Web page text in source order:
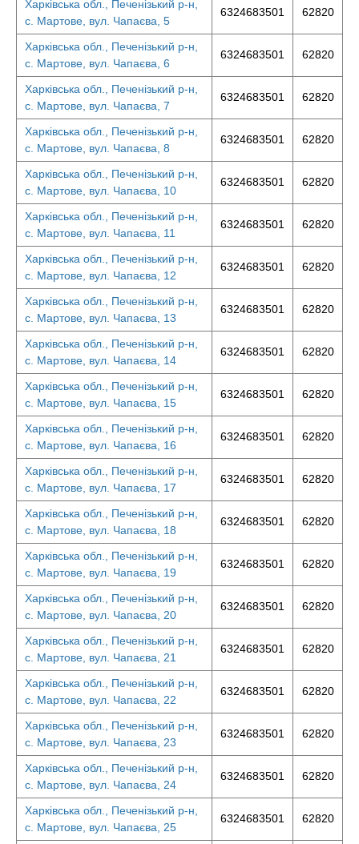
Харківська обл., Печенізький р-н,
с. Мартове, вул. Чапаєва, 5
6324683501 62820
Харківська обл., Печенізький р-н,
с. Мартове, вул. Чапаєва, 6
6324683501 62820
Харківська обл., Печенізький р-н,
с. Мартове, вул. Чапаєва, 7
6324683501 62820
Харківська обл., Печенізький р-н,
с. Мартове, вул. Чапаєва, 8
6324683501 62820
Харківська обл., Печенізький р-н,
с. Мартове, вул. Чапаєва, 10
6324683501 62820
Харківська обл., Печенізький р-н,
с. Мартове, вул. Чапаєва, 11
6324683501 62820
Харківська обл., Печенізький р-н,
с. Мартове, вул. Чапаєва, 12
6324683501 62820
Харківська обл., Печенізький р-н,
с. Мартове, вул. Чапаєва, 13
6324683501 62820
Харківська обл., Печенізький р-н,
с. Мартове, вул. Чапаєва, 14
6324683501 62820
Харківська обл., Печенізький р-н,
с. Мартове, вул. Чапаєва, 15
6324683501 62820
Харківська обл., Печенізький р-н,
с. Мартове, вул. Чапаєва, 16
6324683501 62820
Харківська обл., Печенізький р-н,
с. Мартове, вул. Чапаєва, 17
6324683501 62820
Харківська обл., Печенізький р-н,
с. Мартове, вул. Чапаєва, 18
6324683501 62820
Харківська обл., Печенізький р-н,
с. Мартове, вул. Чапаєва, 19
6324683501 62820
Харківська обл., Печенізький р-н,
с. Мартове, вул. Чапаєва, 20
6324683501 62820
Харківська обл., Печенізький р-н,
с. Мартове, вул. Чапаєва, 21
6324683501 62820
Харківська обл., Печенізький р-н,
с. Мартове, вул. Чапаєва, 22
6324683501 62820
Харківська обл., Печенізький р-н,
с. Мартове, вул. Чапаєва, 23
6324683501 62820
Харківська обл., Печенізький р-н,
с. Мартове, вул. Чапаєва, 24
6324683501 62820
Харківська обл., Печенізький р-н,
с. Мартове, вул. Чапаєва, 25
6324683501 62820